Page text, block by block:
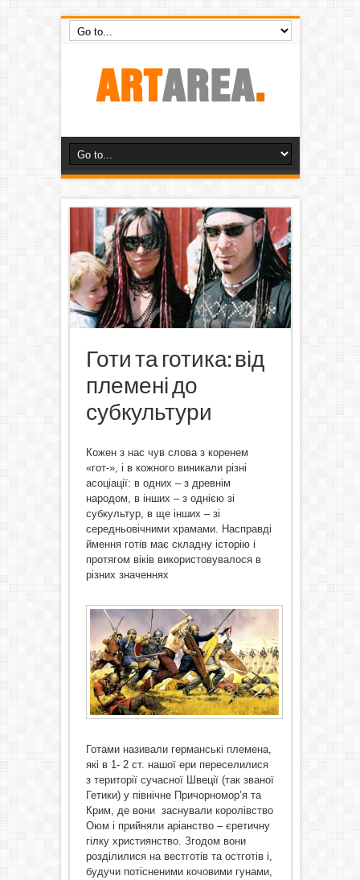
Готи та готика: від
племені до
субкультури
Кожен з нас чув слова з коренем
«гот-», і в кожного виникали різні
асоціації: в одних – з древнім
народом, в інших – з однією зі
субкультур, в ще інших – зі
середньовічними храмами. Насправді
ймення готів має складну історію і
протягом віків використовувалося в
різних значеннях
Готами називали германські племена,
які в 1- 2 ст. нашої ери переселилися
з території сучасної Швеції (так званої
Гетики) у північне Причорномор’я та
Крим, де вони заснували королівство
Оюм і прийняли аріанство – єретичну
гілку християнство. Згодом вони
розділилися на вестготів та остготів і,
будучи потісненими кочовими гунами,